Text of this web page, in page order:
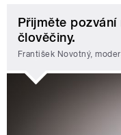
Přijměte
člověčiny.
František Novotný,